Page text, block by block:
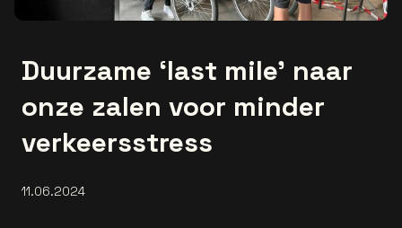
Duurzame ‘last mile’ naar
onze zalen voor minder
verkeersstress
11.06.2024